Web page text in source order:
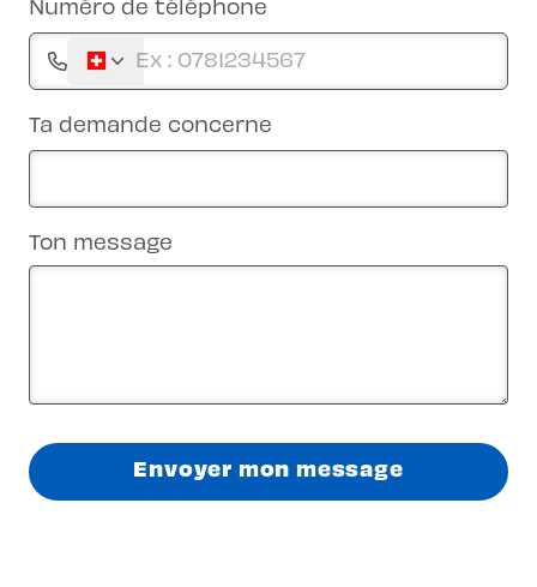
Ta demande concerne
Ton message
Envoyer mon message